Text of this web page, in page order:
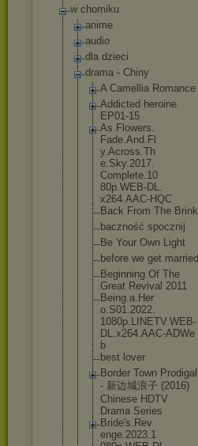
w chomiku
anime
audio
dla dzieci
drama - Chiny
A Camellia Romance
Addicted heroine
EP01-15
As.Flowers.
Fade.And.Fl
y.Across.Th
e.Sky.2017.
Complete.10
80p.WEB-DL.
x264.AAC-HQC
Back From The Brink
baczność spocznij
Be Your Own Light
before we get married
Beginning Of The
Great Revival 2011
Being.a.Her
o.S01.2022.
1080p.LINETV.WEB-
DL.x264.AAC-ADWe
b
best lover
Border Town Prodigal
- 新边城浪子 (2016)
Chinese HDTV
Drama Series
Bride's.Rev
enge.2023.1